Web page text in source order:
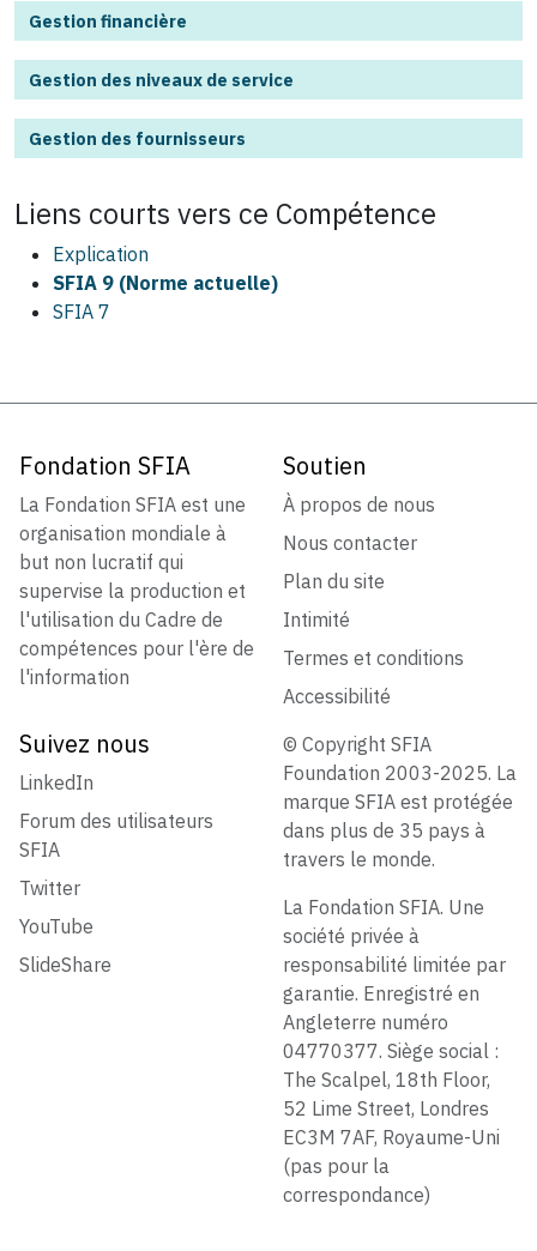
Gestion financière
Gestion des niveaux de service
Gestion des fournisseurs
Liens courts vers ce Compétence
Explication
SFIA 9 (Norme actuelle)
SFIA 7
Fondation SFIA
La Fondation SFIA est une
organisation mondiale à
but non lucratif qui
supervise la production et
l'utilisation du Cadre de
compétences pour l'ère de
l'information
Soutien
À propos de nous
Nous contacter
Plan du site
Intimité
Termes et conditions
Accessibilité
Suivez nous
LinkedIn
Forum des utilisateurs
SFIA
Twitter
YouTube
SlideShare
© Copyright SFIA
Foundation 2003-2025. La
marque SFIA est protégée
dans plus de 35 pays à
travers le monde.
La Fondation SFIA. Une
société privée à
responsabilité limitée par
garantie. Enregistré en
Angleterre numéro
04770377. Siège social :
The Scalpel, 18th Floor,
52 Lime Street, Londres
EC3M 7AF, Royaume-Uni
(pas pour la
correspondance)